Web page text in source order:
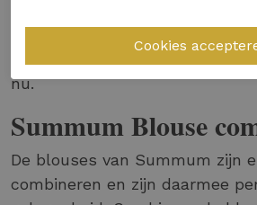
uniek en sluiten ze perfect aan
nu.
Summum Blouse
De blouses van Summum zijn
combineren en zijn daarmee